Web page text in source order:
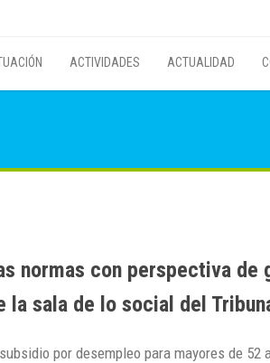
ACTIVIDADES ACTUALIDAD
normas con perspectiva de
la sala de lo social del
por desempleo para mayores de 52